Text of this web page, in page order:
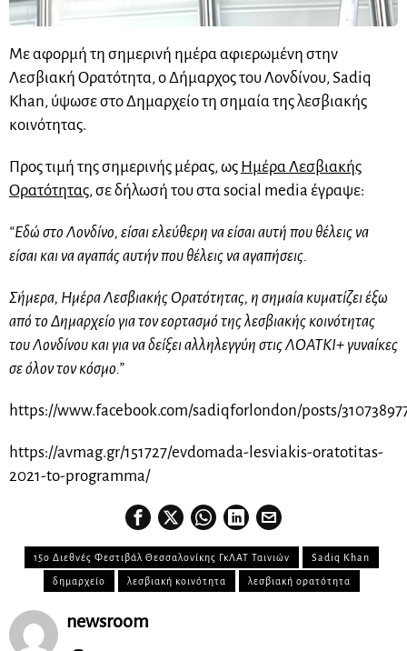
Με αφορμή τη σημερινή ημέρα αφιερωμένη στην
Λεσβιακή Ορατότητα, ο Δήμαρχος του Λονδίνου, Sadiq
Khan, ύψωσε στο Δημαρχείο τη σημαία της λεσβιακής
κοινότητας.
Προς τιμή της σημερινής μέρας, ως Ημέρα Λεσβιακής
Ορατότητας, σε δήλωσή του στα social media έγραψε:
“Εδώ στο Λονδίνο, είσαι ελεύθερη να είσαι αυτή που θέλεις να
είσαι και να αγαπάς αυτήν που θέλεις να αγαπήσεις.
Σήμερα, Ημέρα Λεσβιακής Ορατότητας, η σημαία κυματίζει έξω
από το Δημαρχείο για τον εορτασμό της λεσβιακής κοινότητας
του Λονδίνου και για να δείξει αλληλεγγύη στις ΛΟΑΤΚΙ+ γυναίκες
σε όλον τον κόσμο.”
https://www.facebook.com/sadiqforlondon/posts/
https://avmag.gr/151727/evdomada-lesviakis-oratotitas-
2021-to-programma/
15ο Διεθνές Φεστιβάλ Θεσσαλονίκης ΓκΛΑΤ Ταινιών Sadiq Khan
δημαρχείο λεσβιακή κοινότητα λεσβιακή ορατότητα
newsroom